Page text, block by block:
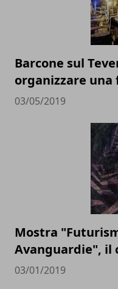
Barcone sul
organizzare
03/05/2019
Mostra
Avanguardie", il
03/01/2019